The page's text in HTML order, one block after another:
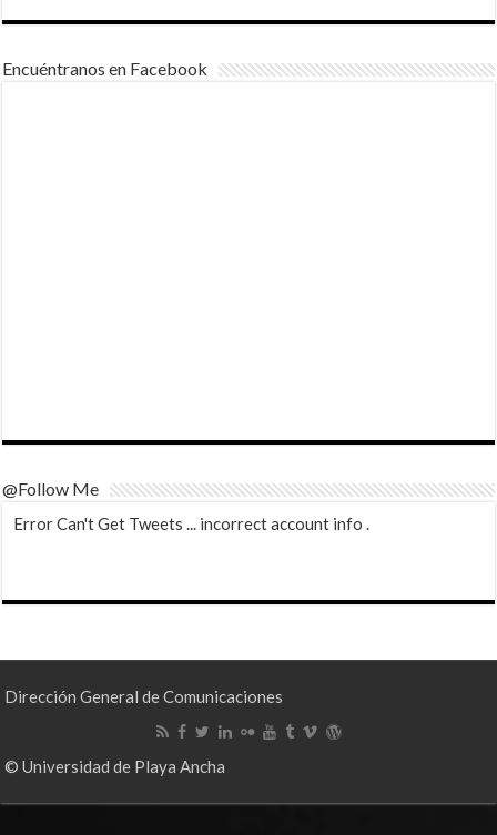
Encuéntranos en Facebook
@Follow Me
Error Can't Get Tweets ... incorrect account info .
Dirección General de Comunicaciones
© Universidad de Playa Ancha